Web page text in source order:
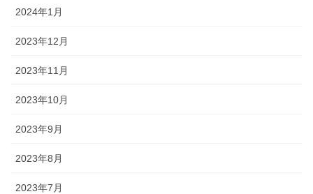
2024年1月
2023年12月
2023年11月
2023年10月
2023年9月
2023年8月
2023年7月